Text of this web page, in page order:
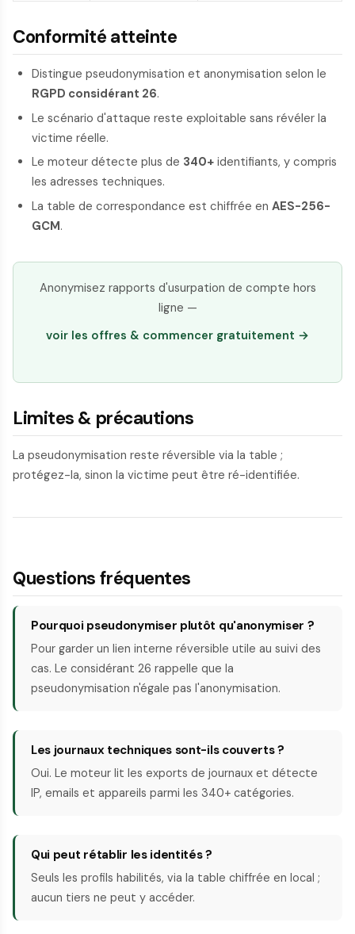
Conformité atteinte
Distingue pseudonymisation et anonymisation selon le
RGPD considérant 26.
Le scénario d'attaque reste exploitable sans révéler la
victime réelle.
Le moteur détecte plus de 340+ identifiants, y compris
les adresses techniques.
La table de correspondance est chiffrée en AES-256-
GCM.
Anonymisez rapports d'usurpation de compte hors
ligne —
voir les offres & commencer gratuitement →
Limites & précautions
La pseudonymisation reste réversible via la table ;
protégez-la, sinon la victime peut être ré-identifiée.
Questions fréquentes
Pourquoi pseudonymiser plutôt qu'anonymiser ?
Pour garder un lien interne réversible utile au suivi des
cas. Le considérant 26 rappelle que la
pseudonymisation n'égale pas l'anonymisation.
Les journaux techniques sont-ils couverts ?
Oui. Le moteur lit les exports de journaux et détecte
IP, emails et appareils parmi les 340+ catégories.
Qui peut rétablir les identités ?
Seuls les profils habilités, via la table chiffrée en local ;
aucun tiers ne peut y accéder.